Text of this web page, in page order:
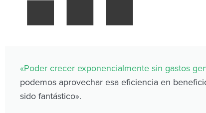
«Poder crecer exponencialmente sin gastos
podemos aprovechar esa eficiencia en
sido fantástico».